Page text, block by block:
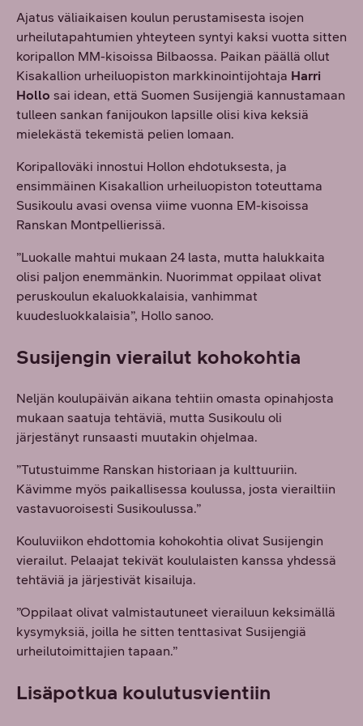
Ajatus väliaikaisen koulun perustamisesta isojen
urheilutapahtumien yhteyteen syntyi kaksi vuotta sitten
koripallon MM-kisoissa Bilbaossa. Paikan päällä ollut
Kisakallion urheiluopiston markkinointijohtaja Harri
Hollo sai idean, että Suomen Susijengiä kannustamaan
tulleen sankan fanijoukon lapsille olisi kiva keksiä
mielekästä tekemistä pelien lomaan.
Koripalloväki innostui Hollon ehdotuksesta, ja
ensimmäinen Kisakallion urheiluopiston toteuttama
Susikoulu avasi ovensa viime vuonna EM-kisoissa
Ranskan Montpellierissä.
”Luokalle mahtui mukaan 24 lasta, mutta halukkaita
olisi paljon enemmänkin. Nuorimmat oppilaat olivat
peruskoulun ekaluokkalaisia, vanhimmat
kuudesluokkalaisia”, Hollo sanoo.
Susijengin vierailut kohokohtia
Neljän koulupäivän aikana tehtiin omasta opinahjosta
mukaan saatuja tehtäviä, mutta Susikoulu oli
järjestänyt runsaasti muutakin ohjelmaa.
”Tutustuimme Ranskan historiaan ja kulttuuriin.
Kävimme myös paikallisessa koulussa, josta vierailtiin
vastavuoroisesti Susikoulussa.”
Kouluviikon ehdottomia kohokohtia olivat Susijengin
vierailut. Pelaajat tekivät koululaisten kanssa yhdessä
tehtäviä ja järjestivät kisailuja.
”Oppilaat olivat valmistautuneet vierailuun keksimällä
kysymyksiä, joilla he sitten tenttasivat Susijengiä
urheilutoimittajien tapaan.”
Lisäpotkua koulutusvientiin